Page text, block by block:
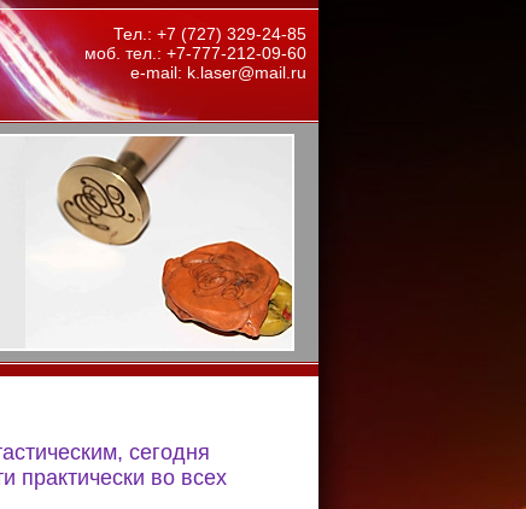
Тел.: +7 (727) 329-24-85
моб. тел.: +7-777-212-09-60
e-mail: k.laser@mail.ru
сегодня
практически во всех